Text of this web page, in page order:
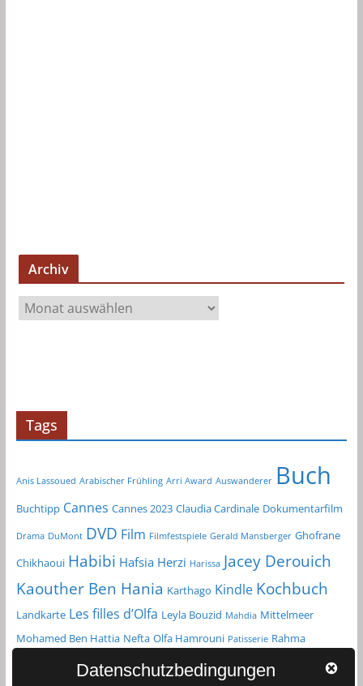
Archiv
r
Tags
Anis Lassoued Arabischer Frühling Arri Award Auswanderer Buch
Buchtipp Cannes Cannes 2023 Claudia Cardinale Dokumentarfilm
Drama DuMont DVD Film Filmfestspiele Gerald Mansberger Ghofrane
Chikhaoui Habibi Hafsia Herzi Harissa Jacey Derouich
Kaouther Ben Hania Karthago Kindle Kochbuch
Landkarte Les filles d’Olfa Leyla Bouzid Mahdia Mittelmeer
Mohamed Ben Hattia Nefta Olfa Hamrouni Patisserie Rahma
Reiseführer Roman Sfax Spielfilm
Datenschutzbedingungen